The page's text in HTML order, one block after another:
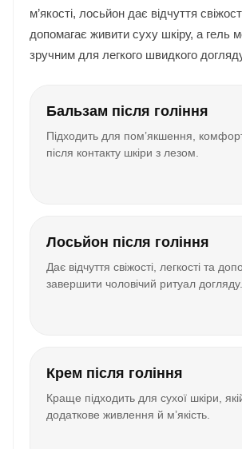
м’якості, лосьйон дає відчуття
допомагає живити суху шкіру, а гель
зручним для легкого швидкого
Бальзам після гоління
Підходить для пом’якшення,
після контакту шкіри з лезом.
Лосьйон після гоління
Дає відчуття свіжості, легкості та
завершити чоловічий ритуал догляду.
Крем після гоління
Краще підходить для сухої шкіри,
додаткове живлення й м’якість.